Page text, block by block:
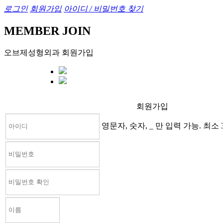
로그인 회원가입 아이디 / 비밀번호 찾기
MEMBER JOIN
오브제성형외과 회원가입
회원가입
영문자, 숫자, _ 만 입력 가능. 최소